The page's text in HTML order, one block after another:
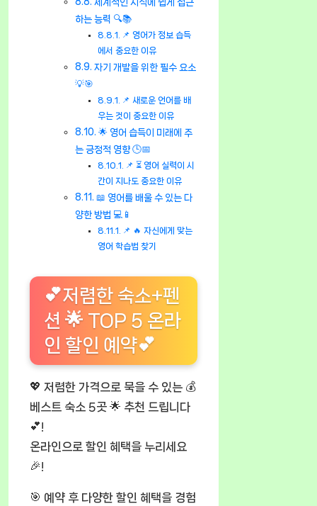
하는 능력 🔍📚
📌 영어가 정보 습득
에서 중요한 이유
자기 개발을 위한 필수 요소
💡🎯
📌 새로운 언어를 배
우는 것이 중요한 이유
🌟 영어 습득이 미래에 주
는 긍정적 영향 🕒📅
📌 ⏳ 영어 실력이 시
간이 지나도 중요한 이유
📖 영어를 배울 수 있는 다
양한 방법 💻📱
📌 🔥 자신에게 맞는
영어 학습법 찾기
💕저렴한 숙소+펜
션 🌟 TOP 5 온라
인 할인 예약💕
💖 저렴한 가격으로 묵을 수 있는 💰
베스트 숙소 5곳 🌟 추천 드립니다
💕!
온라인으로 할인 혜택을 누리세요
🎉!
🎯 예약 후 다양한 할인 혜택을 경험